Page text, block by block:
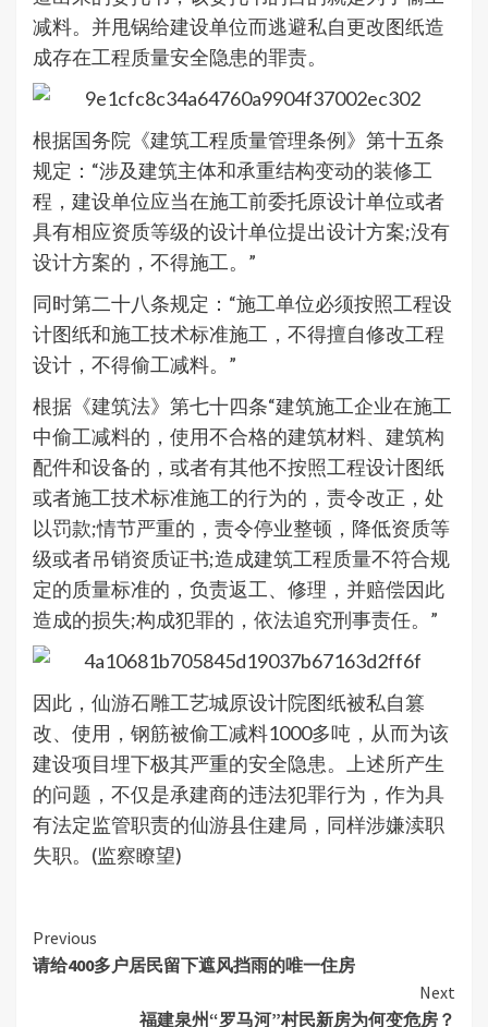
减料。并甩锅给建设单位而逃避私自更改图纸造
成存在工程质量安全隐患的罪责。
根据国务院《建筑工程质量管理条例》第十五条
规定：“涉及建筑主体和承重结构变动的装修工
程，建设单位应当在施工前委托原设计单位或者
具有相应资质等级的设计单位提出设计方案;没有
设计方案的，不得施工。”
同时第二十八条规定：“施工单位必须按照工程设
计图纸和施工技术标准施工，不得擅自修改工程
设计，不得偷工减料。”
根据《建筑法》第七十四条“建筑施工企业在施工
中偷工减料的，使用不合格的建筑材料、建筑构
配件和设备的，或者有其他不按照工程设计图纸
或者施工技术标准施工的行为的，责令改正，处
以罚款;情节严重的，责令停业整顿，降低资质等
级或者吊销资质证书;造成建筑工程质量不符合规
定的质量标准的，负责返工、修理，并赔偿因此
造成的损失;构成犯罪的，依法追究刑事责任。”
因此，仙游石雕工艺城原设计院图纸被私自篡
改、使用，钢筋被偷工减料1000多吨，从而为该
建设项目埋下极其严重的安全隐患。上述所产生
的问题，不仅是承建商的违法犯罪行为，作为具
有法定监管职责的仙游县住建局，同样涉嫌渎职
失职。(监察瞭望)
Continue
Reading
Previous
请给400多户居民留下遮风挡雨的唯一住房
Next
福建泉州“罗马河”村民新房为何变危房？